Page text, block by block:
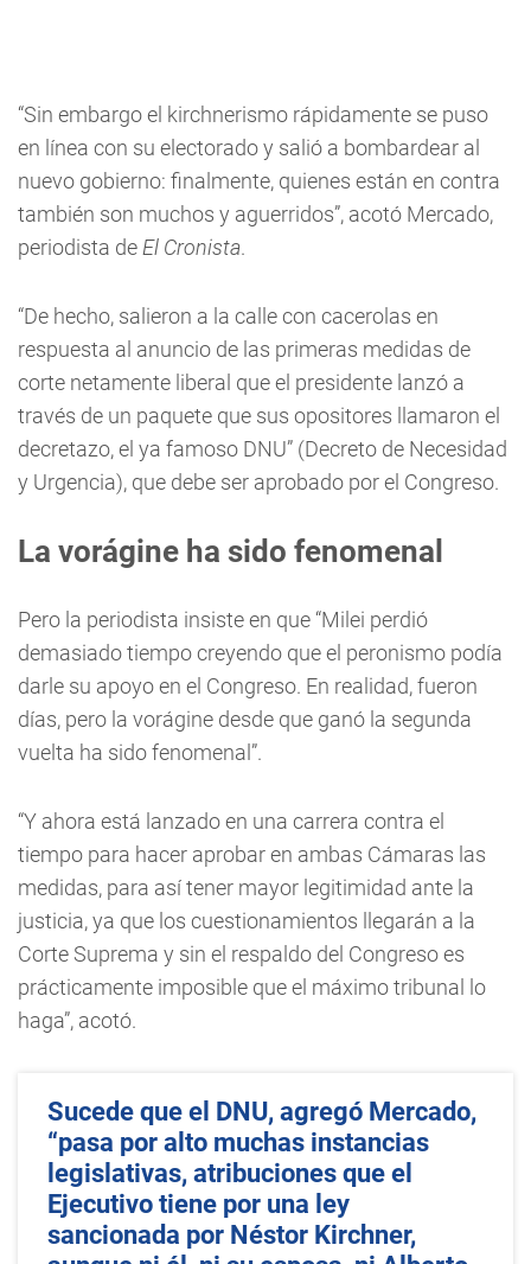
“Sin embargo el kirchnerismo rápidamente se puso
en línea con su electorado y salió a bombardear al
nuevo gobierno: finalmente, quienes están en contra
también son muchos y aguerridos”, acotó Mercado,
periodista de El Cronista.
“De hecho, salieron a la calle con cacerolas en
respuesta al anuncio de las primeras medidas de
corte netamente liberal que el presidente lanzó a
través de un paquete que sus opositores llamaron el
decretazo, el ya famoso DNU” (Decreto de Necesidad
y Urgencia), que debe ser aprobado por el Congreso.
La vorágine ha sido fenomenal
Pero la periodista insiste en que “Milei perdió
demasiado tiempo creyendo que el peronismo podía
darle su apoyo en el Congreso. En realidad, fueron
días, pero la vorágine desde que ganó la segunda
vuelta ha sido fenomenal”.
“Y ahora está lanzado en una carrera contra el
tiempo para hacer aprobar en ambas Cámaras las
medidas, para así tener mayor legitimidad ante la
justicia, ya que los cuestionamientos llegarán a la
Corte Suprema y sin el respaldo del Congreso es
prácticamente imposible que el máximo tribunal lo
haga”, acotó.
Sucede que el DNU, agregó Mercado,
“pasa por alto muchas instancias
legislativas, atribuciones que el
Ejecutivo tiene por una ley
sancionada por Néstor Kirchner,